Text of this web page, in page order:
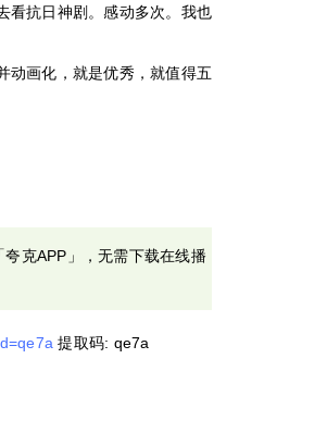
看抗日神剧。感动多次。我也
动画化，就是优秀，就值得五
克APP」，无需下载在线播
提取码: qe7a